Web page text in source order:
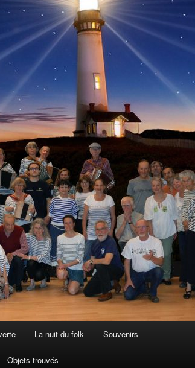
La nuit du folk Souvenirs
Objets trouvés